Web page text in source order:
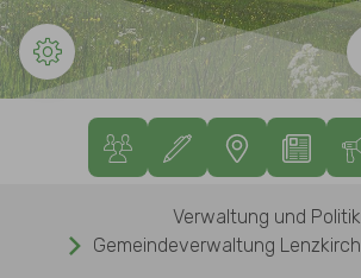
Verwaltung und Politik
Gemeindeverwaltung Lenzkirch